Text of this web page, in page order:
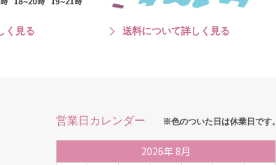
く見る 送料について詳しく見る
営業日カレンダー ※色のついた日は休業日です。
2026年 8月